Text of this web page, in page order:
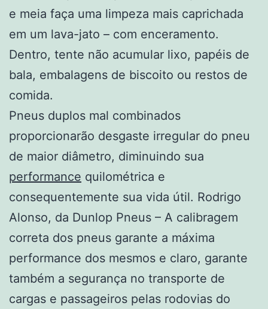
e meia faça uma limpeza mais caprichada
em um lava-jato – com enceramento.
Dentro, tente não acumular lixo, papéis de
bala, embalagens de biscoito ou restos de
comida.
Pneus duplos mal combinados
proporcionarão desgaste irregular do pneu
de maior diâmetro, diminuindo sua
performance quilométrica e
consequentemente sua vida útil. Rodrigo
Alonso, da Dunlop Pneus – A calibragem
correta dos pneus garante a máxima
performance dos mesmos e claro, garante
também a segurança no transporte de
cargas e passageiros pelas rodovias do